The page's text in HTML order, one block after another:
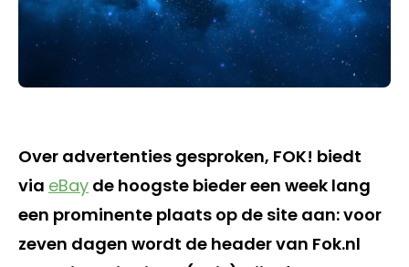
Over advertenties gesproken, FOK! biedt
via eBay de hoogste bieder een week lang
een prominente plaats op de site aan: voor
zeven dagen wordt de header van Fok.nl